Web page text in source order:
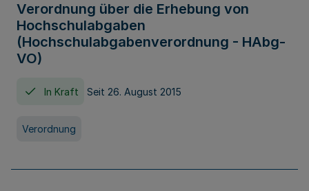
Verordnung über die Erhebung von
Hochschulabgaben
(Hochschulabgabenverordnung - HAbg-
VO)
In Kraft Seit 26. August 2015
Verordnung